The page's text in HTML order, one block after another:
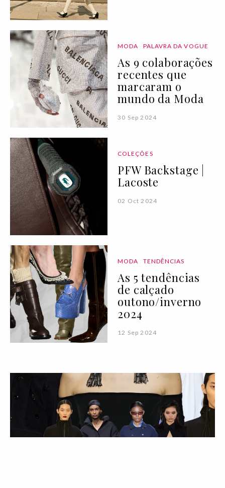
MODA PALAVRA DA VOGUE
As 9 colaborações
recentes que
marcaram o
mundo da Moda
30 Sep 2024
COLEÇÕES
PFW Backstage |
Lacoste
02 Oct 2024
MODA TENDÊNCIAS
As 5 tendências
de calçado
outono/inverno
2024
12 Sep 2024